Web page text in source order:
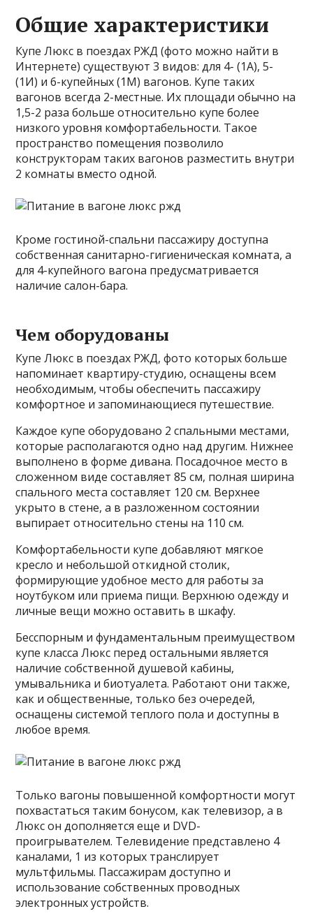
Общие характеристики
Купе Люкс в поездах РЖД (фото можно найти в
Интернете) существуют 3 видов: для 4- (1А), 5-
(1И) и 6-купейных (1М) вагонов. Купе таких
вагонов всегда 2-местные. Их площади обычно на
1,5-2 раза больше относительно купе более
низкого уровня комфортабельности. Такое
пространство помещения позволило
конструкторам таких вагонов разместить внутри
2 комнаты вместо одной.
Кроме гостиной-спальни пассажиру доступна
собственная санитарно-гигиеническая комната, а
для 4-купейного вагона предусматривается
наличие салон-бара.
Чем оборудованы
Купе Люкс в поездах РЖД, фото которых больше
напоминает квартиру-студию, оснащены всем
необходимым, чтобы обеспечить пассажиру
комфортное и запоминающиеся путешествие.
Каждое купе оборудовано 2 спальными местами,
которые располагаются одно над другим. Нижнее
выполнено в форме дивана. Посадочное место в
сложенном виде составляет 85 см, полная ширина
спального места составляет 120 см. Верхнее
укрыто в стене, а в разложенном состоянии
выпирает относительно стены на 110 см.
Комфортабельности купе добавляют мягкое
кресло и небольшой откидной столик,
формирующие удобное место для работы за
ноутбуком или приема пищи. Верхнюю одежду и
личные вещи можно оставить в шкафу.
Бесспорным и фундаментальным преимуществом
купе класса Люкс перед остальными является
наличие собственной душевой кабины,
умывальника и биотуалета. Работают они также,
как и общественные, только без очередей,
оснащены системой теплого пола и доступны в
любое время.
Только вагоны повышенной комфортности могут
похвастаться таким бонусом, как телевизор, а в
Люкс он дополняется еще и DVD-
проигрывателем. Телевидение представлено 4
каналами, 1 из которых транслирует
мультфильмы. Пассажирам доступно и
использование собственных проводных
электронных устройств.